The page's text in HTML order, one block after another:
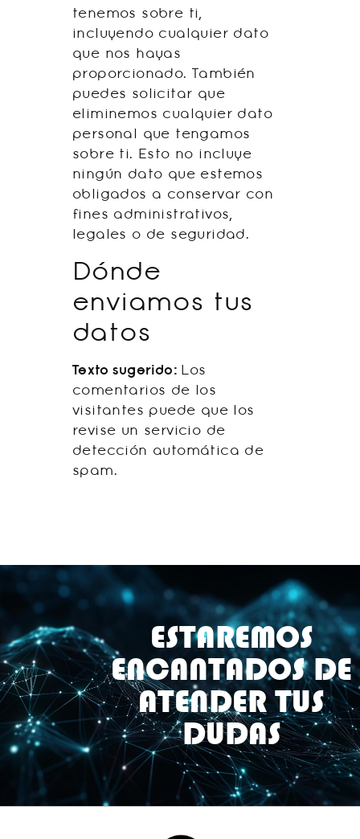
tenemos sobre ti,
incluyendo cualquier dato
que nos hayas
proporcionado. También
puedes solicitar que
eliminemos cualquier dato
personal que tengamos
sobre ti. Esto no incluye
ningún dato que estemos
obligados a conservar con
fines administrativos,
legales o de seguridad.
Dónde
enviamos tus
datos
Texto sugerido: Los
comentarios de los
visitantes puede que los
revise un servicio de
detección automática de
spam.
ESTAREMOS
ENCANTADOS DE
ATENDER TUS
DUDAS